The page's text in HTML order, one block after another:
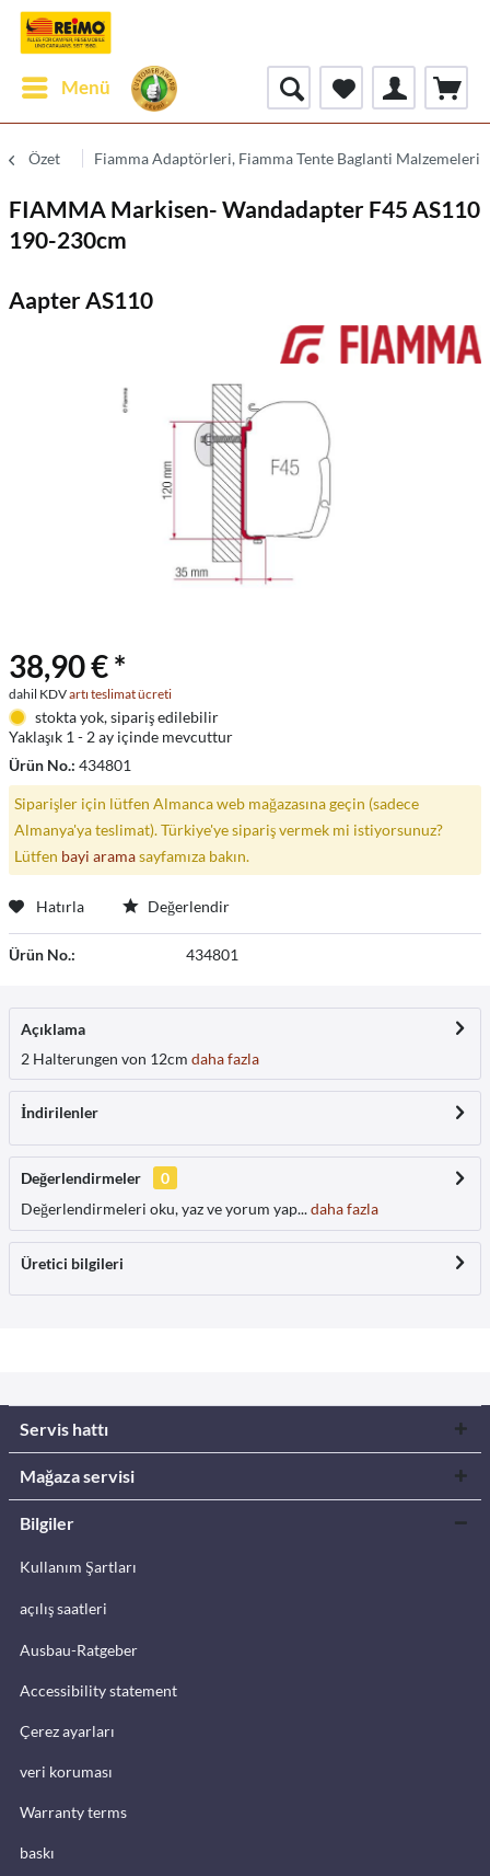
Menü
Özet Fiamma Adaptörleri, Fiamma Tente Baglanti Malzemeleri
FIAMMA Markisen- Wandadapter F45 AS110
190-230cm
Aapter AS110
38,90 € *
dahil KDVartı teslimat ücreti
stokta yok, sipariş edilebilir
Yaklaşık 1 - 2 ay içinde mevcuttur
Ürün No.: 434801
Siparişler için lütfen Almanca web mağazasına geçin (sadece
Almanya'ya teslimat). Türkiye'ye sipariş vermek mi istiyorsunuz?
Lütfen bayi aramasayfamıza bakın.
Hatırla Değerlendir
Ürün No.: 434801
Açıklama
2 Halterungen von 12cm daha fazla
İndirilenler
Değerlendirmeler
0
Değerlendirmeleri oku, yaz ve yorum yap...daha fazla
Üretici bilgileri
Servis hattı
Mağaza servisi
Bilgiler
Kullanım Şartları
açılış saatleri
Ausbau-Ratgeber
Accessibility statement
Çerez ayarları
veri koruması
Warranty terms
baskı